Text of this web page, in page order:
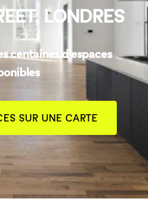
LONDRES
centaines d'espaces
SUR UNE CARTE